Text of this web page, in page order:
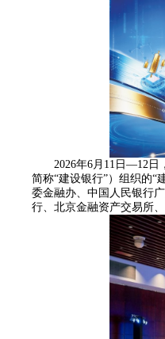
2026年6月11日—12日
简称“建设银行”）组织的“
委金融办、中国人民银行
行、北京金融资产交易所